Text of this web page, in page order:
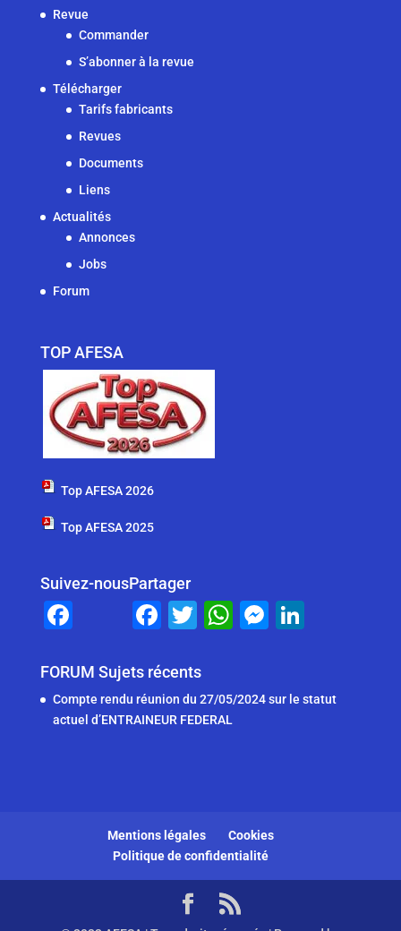
Revue
Commander
S’abonner à la revue
Télécharger
Tarifs fabricants
Revues
Documents
Liens
Actualités
Annonces
Jobs
Forum
TOP AFESA
Top AFESA 2026
Top AFESA 2025
Suivez-nous
c
e
b
Partager
F
c
e
b
T
tt
er
W
s
A
M
e
e
FORUM Sujets récents
Compte rendu réunion du 27/05/2024 sur le statut
actuel d’ENTRAINEUR FEDERAL
Mentions légales
Cookies
Politique de confidentialité